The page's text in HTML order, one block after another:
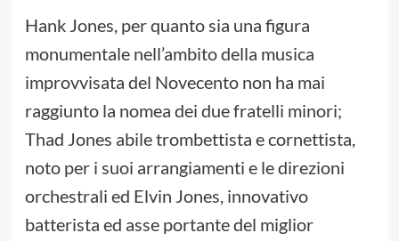
Hank Jones, per quanto sia una figura
monumentale nell’ambito della musica
improvvisata del Novecento non ha mai
raggiunto la nomea dei due fratelli minori;
Thad Jones abile trombettista e cornettista,
noto per i suoi arrangiamenti e le direzioni
orchestrali ed Elvin Jones, innovativo
batterista ed asse portante del miglior